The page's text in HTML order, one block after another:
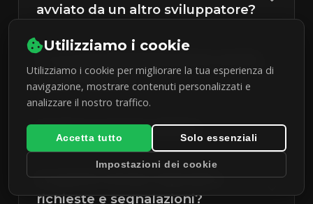
avviato da un altro sviluppatore?
dopo il lancio?
Quali tecnologie utilizzi?
In quanto tempo rispondi a
richieste e segnalazioni?
Utilizziamo i cookie
Utilizziamo i cookie per migliorare la tua esperienza di
navigazione, mostrare contenuti personalizzati e
analizzare il nostro traffico.
Accetta tutto Solo essenziali
Impostazioni dei cookie